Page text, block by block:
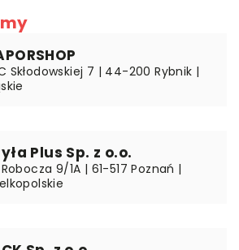
Skłodowskiej 7 | 44-200 Rybnik |
Plus Sp. z o.o.
9/1A | 61-517 Poznań |